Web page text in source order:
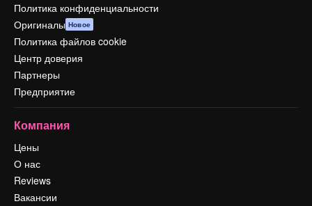
Политика конфиденциальности
Оригиналы Новое
Политика файлов cookie
Центр доверия
Партнеры
Предприятие
Компания
Цены
О нас
Reviews
Вакансии